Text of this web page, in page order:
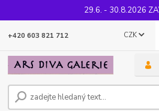
29.6. - 30.8.2026
CZK
+420 603 821 712